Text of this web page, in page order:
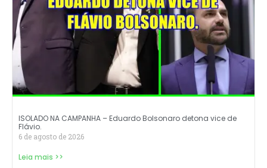
ISOLADO NA CAMPANHA – Eduardo Bolsonaro detona vice de
Flávio.
6 de agosto de 2026
Leia mais >>